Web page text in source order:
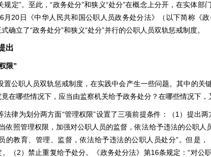
规定”。至此，“政务处分”和狭义“处分”在概念上分开，在实体
月20日《中华人民共和国公职人员政务处分法》（以下简称《
确立了“政务处分”和狭义“处分”并行的公职人员双轨惩戒制度。
出
限”
置公职人员双轨惩戒制度，在实践中会产生一些问题。其中的
竟在哪些情况下，应当由监察机关给予政务处分？在哪些情况下
法律为划分两方面“管理权限”设置了三项前提条件：（1）提出
依照管理权限，加强对公职人员的监督，依法给予违法的公职
的教育、管理、监督，依法给予违法的公职人员处分”。但是
。（2）禁止重复给予处分。《政务处分法》第16条规定：“对